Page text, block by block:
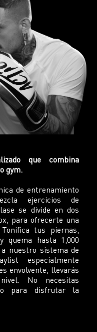
que combina
gym.
de entrenamiento
ejercicios de
se divide en dos
para ofrecerte una
tus piernas,
quema hasta 1,000
nuestro sistema de
especialmente
envolvente, llevarás
No necesitas
para disfrutar la